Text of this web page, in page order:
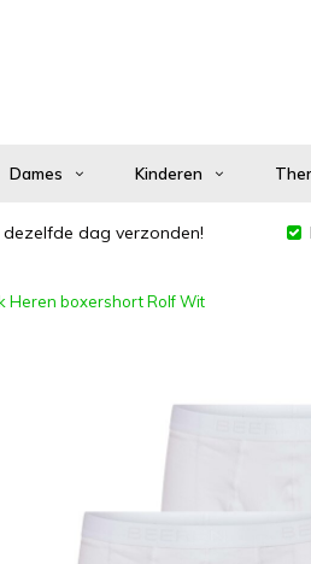
Dames Kinderen
dag verzonden!
Heren boxershort Rolf Wit